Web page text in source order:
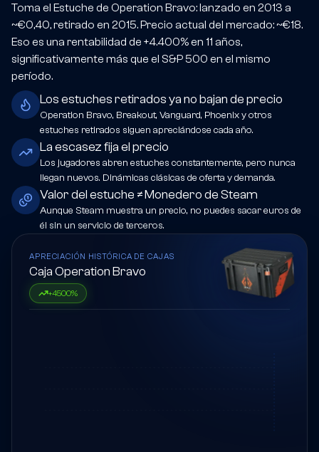
Toma el Estuche de Operation Bravo: lanzado en 2013 a
~€0,40, retirado en 2015. Precio actual del mercado: ~€18.
Eso es una rentabilidad de +4.400% en 11 años,
significativamente más que el S&P 500 en el mismo
período.
Los estuches retirados ya no bajan de precio
Operation Bravo, Breakout, Vanguard, Phoenix y otros
estuches retirados siguen apreciándose cada año.
La escasez fija el precio
Los jugadores abren estuches constantemente, pero nunca
llegan nuevos. Dinámicas clásicas de oferta y demanda.
Valor del estuche ≠ Monedero de Steam
Aunque Steam muestra un precio, no puedes sacar euros de
él sin un servicio de terceros.
APRECIACIÓN HISTÓRICA DE CAJAS
Caja Operation Bravo
+4500%